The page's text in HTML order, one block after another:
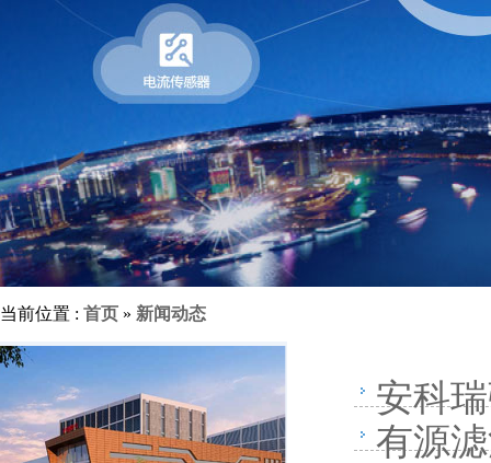
当前位置 : 首页 » 新闻动态
安科
有源